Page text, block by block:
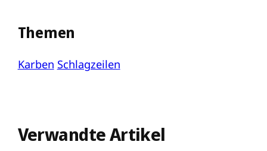
Themen
Karben Schlagzeilen
Verwandte Artikel